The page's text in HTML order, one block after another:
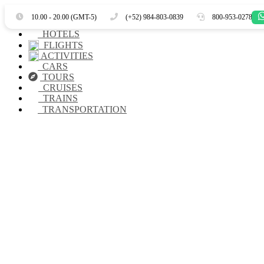
10.00 - 20.00 (GMT-5) (+52) 984-803-0839 800-953-0278
Es En
HOTELS
FLIGHTS
ACTIVITIES
CARS
TOURS
CRUISES
TRAINS
TRANSPORTATION